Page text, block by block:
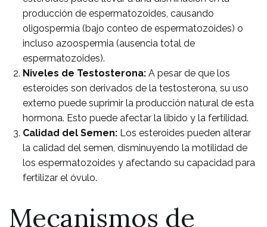
producción de espermatozoides, causando
oligospermia (bajo conteo de espermatozoides) o
incluso azoospermia (ausencia total de
espermatozoides).
Niveles de Testosterona: A pesar de que los
esteroides son derivados de la testosterona, su uso
externo puede suprimir la producción natural de esta
hormona. Esto puede afectar la libido y la fertilidad.
Calidad del Semen: Los esteroides pueden alterar
la calidad del semen, disminuyendo la motilidad de
los espermatozoides y afectando su capacidad para
fertilizar el óvulo.
Mecanismos de